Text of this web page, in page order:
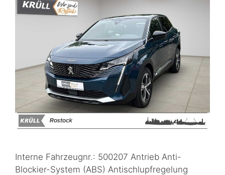
Interne Fahrzeugnr.: 500207 Antrieb Anti-
Blockier-System (ABS) Antischlupfregelung